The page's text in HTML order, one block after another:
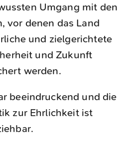
Umgang mit den
vor denen das Land
und zielgerichtete
und Zukunft
werden.
beeindruckend und die
zur Ehrlichkeit ist